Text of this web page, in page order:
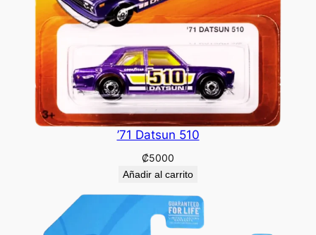
’71 Datsun 510
₡5000
Añadir al carrito